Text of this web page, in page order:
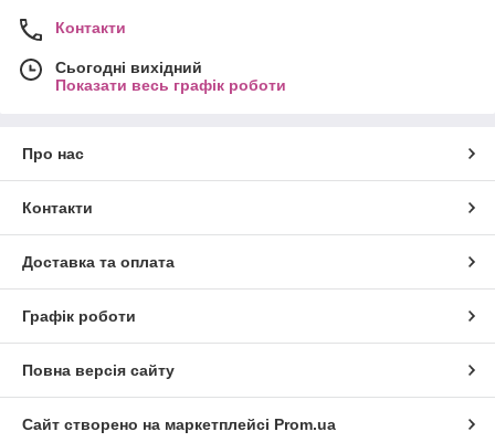
Контакти
Сьогодні вихідний
Показати весь графік роботи
Про нас
Контакти
Доставка та оплата
Графік роботи
Повна версія сайту
Сайт створено на маркетплейсі Prom.ua